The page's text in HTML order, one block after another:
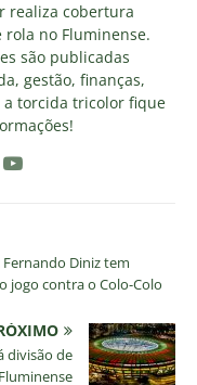
realiza cobertura
no Fluminense.
são publicadas
gestão, finanças,
torcida tricolor fique
Fernando Diniz tem
jogo contra o Colo-Colo
divisão de